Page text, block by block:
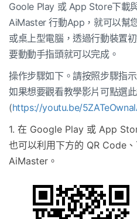
Goole Play 或 App Store下載
AiMaster 行動App，就可以幫
或桌上型電腦，透過行動裝置
要動動手指頭就可以完成。
操作步驟如下。請按照步驟指
如果想要觀看教學影片可點選
(https://youtu.be/
1. 在 Google Play 或 App
也可以利用下方的 QR Code
AiMaster。